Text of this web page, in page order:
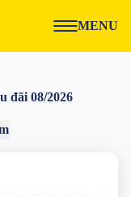
MENU
đãi 08/2026